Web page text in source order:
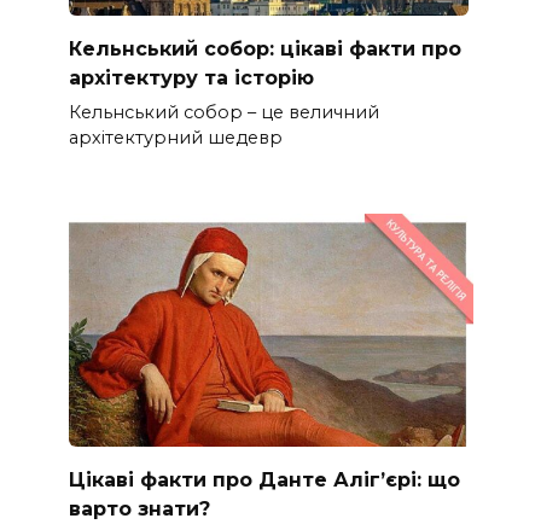
Кельнський собор: цікаві факти про
архітектуру та історію
Кельнський собор – це величний
архітектурний шедевр
Цікаві факти про Данте Аліг’єрі: що
варто знати?